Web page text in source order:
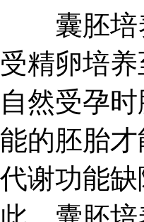
囊胚培养
受精卵培
自然受孕
能的胚胎
代谢功能